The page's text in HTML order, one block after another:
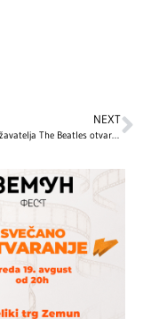
NEXT
Iskustvo obožavatelja The Beatles otvara se na legendarnom Savile Row u Londonu